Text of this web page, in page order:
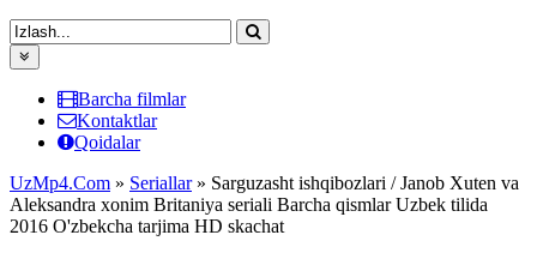
Barcha filmlar
Kontaktlar
Qoidalar
UzMp4.Com » Seriallar» Sarguzasht ishqibozlari / Janob Xuten va
Aleksandra xonim Britaniya seriali Barcha qismlar Uzbek tilida
2016 O'zbekcha tarjima HD skachat